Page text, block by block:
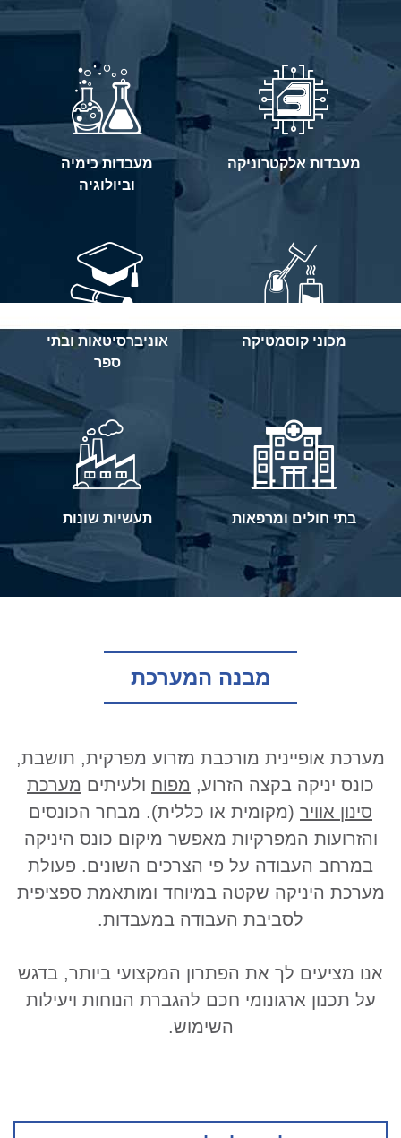
מעבדות אלקטרוניקה
מעבדות כימיה
וביולוגיה
מכוני קוסמטיקה
אוניברסיטאות ובתי
ספר
בתי חולים ומרפאות תעשיות שונות
מבנה המערכת
מערכת אופיינית מורכבת מזרוע מפרקית, תושבת,
כונס יניקה בקצה הזרוע, מפוח ולעיתים מערכת
סינון אוויר (מקומית או כללית). מבחר הכונסים
והזרועות המפרקיות מאפשר מיקום כונס היניקה
במרחב העבודה על פי הצרכים השונים. פעולת
מערכת היניקה שקטה במיוחד ומותאמת ספציפית
לסביבת העבודה במעבדות.
אנו מציעים לך את הפתרון המקצועי ביותר, בדגש
על תכנון ארגונומי חכם להגברת הנוחות ויעילות
השימוש.